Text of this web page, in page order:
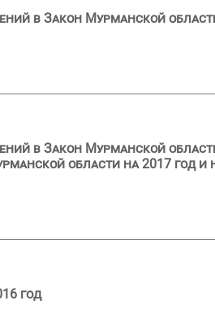
в Закон Мурманской
в Закон Мурманской
области на 2017 год
год